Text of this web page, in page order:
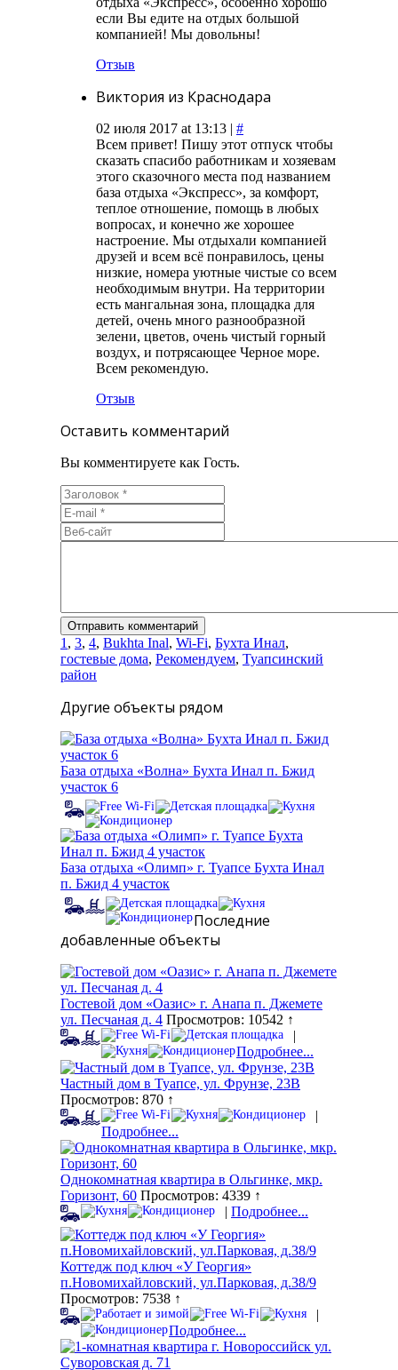
если Вы едите на отдых большой
компанией! Мы довольны!
Отзыв
Виктория из Краснодара
02 июля 2017 at 13:13 | #
Всем привет! Пишу этот отпуск чтобы
сказать спасибо работникам и хозяевам
этого сказочного места под названием
база отдыха «Экспресс», за комфорт,
теплое отношение, помощь в любых
вопросах, и конечно же хорошее
настроение. Мы отдыхали компанией
друзей и всем всё понравилось, цены
низкие, номера уютные чистые со всем
необходимым внутри. На территории
есть мангальная зона, площадка для
детей, очень много разнообразной
зелени, цветов, очень чистый горный
воздух, и потрясающее Черное море.
Всем рекомендую.
Отзыв
Оставить комментарий
Вы комментируете как Гость.
1 , 3, 4, Bukhta Inal, Wi-Fi, Бухта Инал,
гостевые дома, Рекомендуем, Туапсинский
район
Другие объекты рядом
База отдыха «Волна» Бухта Инал п. Бжид
участок 6
База отдыха «Олимп» г. Туапсе Бухта Инал
п. Бжид 4 участок
Последние
добавленные объекты
Гостевой дом «Оазис» г. Анапа п. Джемете
ул. Песчаная д. 4 Просмотров: 10542 ↑
|
Подробнее...
Частный дом в Туапсе, ул. Фрунзе, 23В
Просмотров: 870 ↑
|
Подробнее...
Однокомнатная квартира в Ольгинке, мкр.
Горизонт, 60 Просмотров: 4339 ↑
| Подробнее...
Коттедж под ключ «У Георгия»
п.Новомихайловский, ул.Парковая, д.38/9
Просмотров: 7538 ↑
|
Подробнее...